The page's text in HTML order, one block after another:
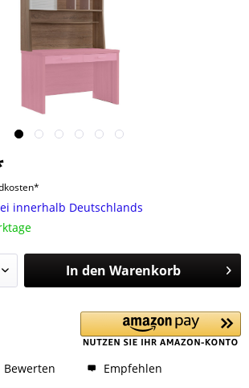
innerhalb Deutschlands
In den Warenkorb
Bewerten Empfehlen